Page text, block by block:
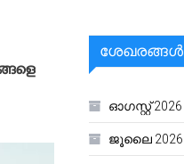
ശേഖരങ്ങൾ
ഓഗസ്റ്റ്‌ 2026
ജൂലൈ 2026